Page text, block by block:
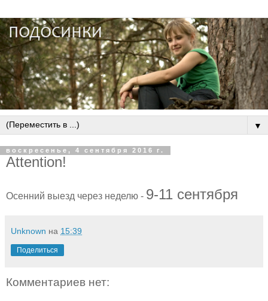
▼
воскресенье, 4 сентября 2016 г.
Attention!
Осенний выезд через неделю - 9-11 сентября
Unknown на 15:39
Поделиться
Комментариев нет: